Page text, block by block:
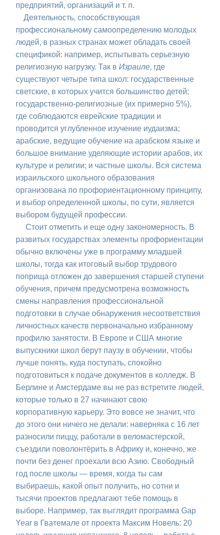
предприятий, организаций и т. п.
Деятельность, способствующая
профессиональному самоопределению молодых
людей, в разных странах может обладать своей
спецификой: например, испытывать серьезную
религиозную нагрузку. Так в Израиле, где
существуют четыре типа школ: государственные
светские, в которых учится большинство детей;
государственно-религиозные (их примерно 5%),
где соблюдаются еврейские традиции и
проводится углубленное изучение иудаизма;
арабские, ведущие обучение на арабском языке и
большое внимание уделяющие истории арабов, их
культуре и религии; и частные школы. Вся система
израильского школьного образования
организована по профориентационному принципу,
и выбор определенной школы, по сути, является
выбором будущей профессии.
Стоит отметить и еще одну закономерность. В
развитых государствах элементы профориентации
обычно включены уже в программу младшей
школы, тогда как итоговый выбор трудового
поприща отложен до завершения старшей ступени
обучения, причем предусмотрена возможность
смены направления профессиональной
подготовки в случае обнаружения несоответствия
личностных качеств первоначально избранному
профилю занятости. В Европе и США многие
выпускники школ берут паузу в обучении, чтобы
лучше понять, куда поступать, спокойно
подготовиться к подаче документов в колледж. В
Берлине и Амстердаме вы не раз встретите людей,
которые только в 27 начинают свою
корпоративную карьеру. Это вовсе не значит, что
до этого они ничего не делали: наверняка с 16 лет
разносили пиццу, работали в веломастерской,
съездили поволонтёрить в Африку и, конечно, же
почти без денег проехали всю Азию. Свободный
год после школы — время, когда ты сам
выбираешь, какой опыт получить, но сотни и
тысячи проектов предлагают тебе помощь в
выборе. Например, так выглядит программа Gap
Year в Гватемале от проекта Максим Новель: 20